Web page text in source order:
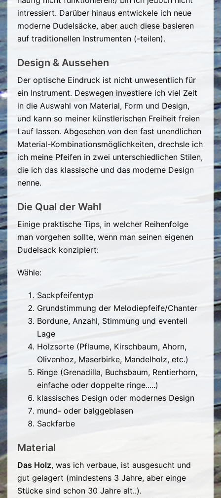
intressiert. Darüber hinaus entwickele ich neue
moderne Dudelsäcke, aber auch diese basieren
auf traditionellen Instrumenten (-teilen).
Design & Aussehen
Der optische Eindruck ist nicht unwesentlich für
ein Instrument. Deswegen investiere ich viel Zeit
in die Auswahl von Material, Form und Design,
und kann so meiner künstlerischen Freiheit freien
Lauf lassen. Abgesehen von den fast unendlichen
Material-Kombinationsmöglichkeiten, drechsle ich
ich meine Pfeifen in zwei unterschiedlichen Stilen,
die ich das klassische und das moderne Design
nenne.
Die Qual der Wahl
Einige praktische Tips, in welcher Reihenfolge
man vorgehen sollte, wenn man seinen eigenen
Dudelsack konzipiert:
Wähle:
Sackpfeifentyp
Grundstimmung der Melodiepfeife/Chanter
Bordune, Anzahl, Stimmung und eventell
Lage
Holzsorte (Pflaume, Kirschbaum, Ahorn,
Olivenhoz, Maserbirke, Mandelholz, etc.)
Ringe (Grenadilla, Buchsbaum, Rentierhorn,
einfache oder doppelte ringe.....)
klassisches Design oder modernes Design
mund- oder balggeblasen
Sackfarbe
Material
Das Holz, was ich verbaue, ist ausgesucht und
gut gelagert (mindestens 3 Jahre, aber einge
Stücke sind schon 30 Jahre alt..).